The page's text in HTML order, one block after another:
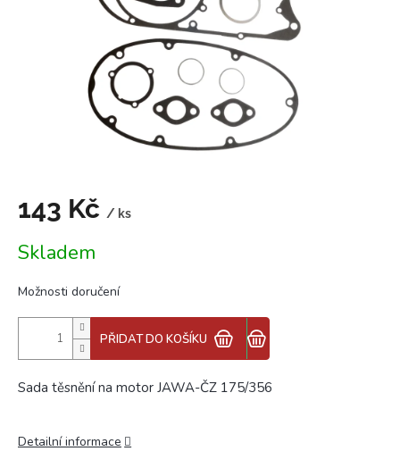
143 Kč / ks
cena:
Skladem
Možnosti doručení
PŘIDAT DO KOŠÍKU
Sada těsnění na motor JAWA-ČZ 175/356
Detailní informace